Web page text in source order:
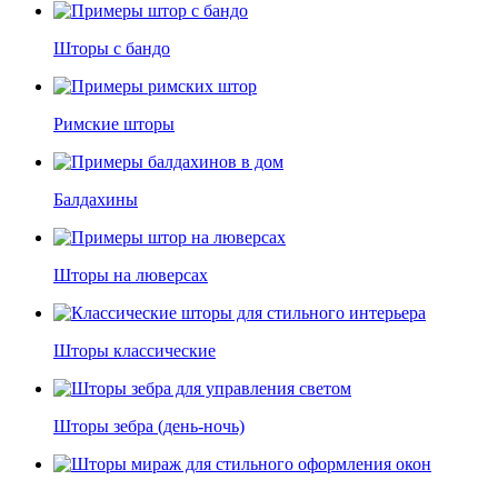
Шторы с бандо
Римские шторы
Балдахины
Шторы на люверсах
Шторы классические
Шторы зебра (день-ночь)